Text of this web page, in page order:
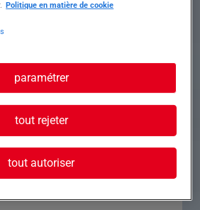
à cette offre
Politique en matière de cookie
paramétrer
tout rejeter
tout autoriser